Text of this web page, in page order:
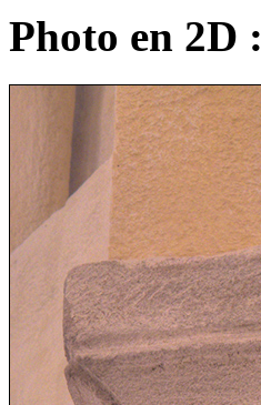
Photo en 2D :